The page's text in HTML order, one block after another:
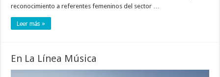
reconocimiento a referentes femeninos del sector …
Leer más »
En La Línea Música